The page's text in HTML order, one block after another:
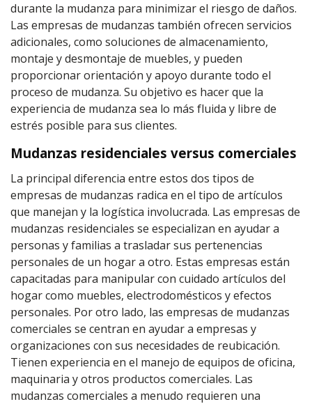
durante la mudanza para minimizar el riesgo de daños.
Las empresas de mudanzas también ofrecen servicios
adicionales, como soluciones de almacenamiento,
montaje y desmontaje de muebles, y pueden
proporcionar orientación y apoyo durante todo el
proceso de mudanza. Su objetivo es hacer que la
experiencia de mudanza sea lo más fluida y libre de
estrés posible para sus clientes.
Mudanzas residenciales versus comerciales
La principal diferencia entre estos dos tipos de
empresas de mudanzas radica en el tipo de artículos
que manejan y la logística involucrada. Las empresas de
mudanzas residenciales se especializan en ayudar a
personas y familias a trasladar sus pertenencias
personales de un hogar a otro. Estas empresas están
capacitadas para manipular con cuidado artículos del
hogar como muebles, electrodomésticos y efectos
personales. Por otro lado, las empresas de mudanzas
comerciales se centran en ayudar a empresas y
organizaciones con sus necesidades de reubicación.
Tienen experiencia en el manejo de equipos de oficina,
maquinaria y otros productos comerciales. Las
mudanzas comerciales a menudo requieren una